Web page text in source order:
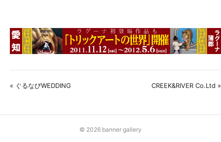
« ぐるなびWEDDING CREEK&RIVER Co.Ltd »
© 2026 banner gallery